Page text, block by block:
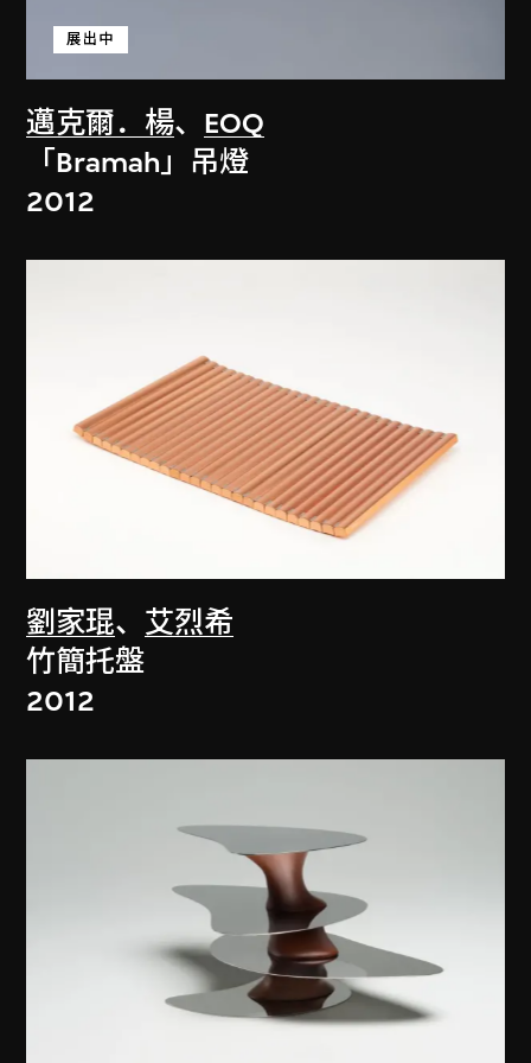
邁克爾．楊、 EOQ
展出中
「Bramah」吊燈
2012
劉家琨、 艾烈希
竹簡托盤
2012